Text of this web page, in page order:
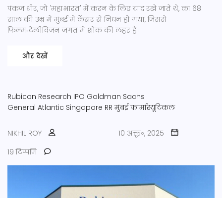
पंकज धीर, जो 'महाभारत' में करन के लिए याद रखे जाते थे, का 68
साल की उम्र में मुंबई में कैंसर से निधन हो गया, जिससे
फ़िल्म‑टेलीविजन जगत में शोक की लहर है।
और देखें
Rubicon Research IPO Goldman Sachs
General Atlantic Singapore RR मुंबई फ़ार्मास्यूटिकल
NIKHIL ROY
10 अक्तू॰, 2025
19 टिप्पणि